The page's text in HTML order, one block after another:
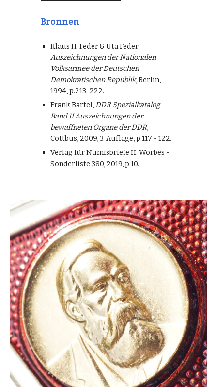
Bronnen
Klaus H. Feder & Uta Feder,
Auszeichnungen der Nationalen
Volksarmee der Deutschen
Demokratischen Republik, Berlin,
1994, p.213-222.
Frank Bartel,DDR Spezialkatalog
Band II Auszeichnungen der
bewaffneten Organe der DDR,
Cottbus, 2009, 3. Auflage, p.117 - 122.
Verlag für Numisbriefe H. Worbes -
Sonderliste 380, 2019, p.10.